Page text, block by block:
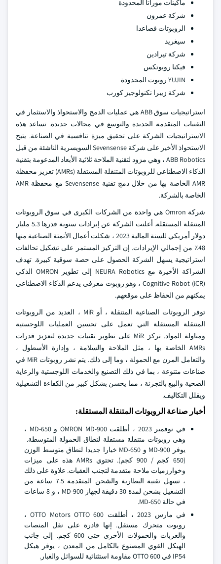
ماكينات موراتا المحدودة
شركة عمرون
الروبوتات فصاعدا
سيغريد
شركة تيرادين
فيكنا روبوتكس
YUJIN روبوت المحدودة
شركة زيبرا تكنولوجيز كورب
استراتيجيات سوق ABB هي عمليات الدمج والاستحواذ والاستثمار في
التقنيات المتقدمة الجديدة والتوسع في مجالات جديدة. تساعد هذه
الاستراتيجيات الشركة على تحقيق ميزة تنافسية في الصناعة. يتيح
الاستحواذ الأخير على شركة Sevensense السويسرية الناشئة من قبل
ABB Robotics ، وهي مزود لتقنية الملاحة ثلاثية الأبعاد المدعومة بتقنية
الذكاء الاصطناعي للروبوتات المتنقلة المستقلة (AMRs) تعزيز محفظة
AMR الخاصة بها من خلال دمج تقنية Sevensense مع محفظة AMR
الخاصة بالشركة.
شركة Omron هي واحدة من الشركات الكبرى في سوق الروبوتات
المتنقلة المستقلة. أعلنت الشركة عن إيرادات سنوية قدرها 5.3 مليار
دولار أمريكي للسنة المالية 2023 ، شكلت أعمال الأتمتة الصناعية منها
48٪ من إجمالي الإيرادات. إن التركيز المستمر على تشكيل تحالفات
استراتيجية يسهل الشركة الحصول على حصة سوقية كبيرة. تهدف
الشراكة الأخيرة مع NEURA Robotics إلى تطوير OMRON الذكي
Cognitive Robot (iCR) ، وهو روبوت معرفي يدعم الذكاء الاصطناعي
يمكنهم من الحفاظ على موقعهم.
توفر الروبوتات الصناعية المتنقلة ، أو MiR ، العديد من الروبوتات
المتنقلة المستقلة التي تعمل على تحسين العمليات اللوجستية
ومناولة المواد. تركز MiR على تطوير تقنيات جديدة لتعزيز قدرات
AMRs الخاصة بها ، مثل الملاحة والسلامة ، وإدارة الأسطول ،
والتعامل المرن مع الحمولة ، وما إلى ذلك. يتم نشر روبوتات MiR في
صناعات متنوعة ، بما في ذلك التصنيع والخدمات اللوجستية والرعاية
الصحية والبيع بالتجزئة ، مما يحسن بشكل كبير من الكفاءة التشغيلية
ويقلل التكاليف.
أخبار صناعة الروبوتات المتنقلة المستقلة:
في نوفمبر 2023 ، أطلقت OMRON MD-900 و MD-650 ،
وهي روبوتات متنقلة مستقلة لنطاق الحمولة المتوسطة.
يوفر MD-900 و MD-650 خيارا جديدا لنطاق متوسط الوزن
(650 كجم / 900 كجم). تحتوي AMRs هذه على ميزات
وخوارزميات ملاحة متقدمة لتجنب العقبات. علاوة على ذلك
، تسهل تقنية البطارية والشحن المتقدمة 7.5 ساعة من
التشغيل بشحن لمدة 30 دقيقة لجهاز MD-900 ، و 8 ساعات
في حالة MD-650.
في مارس 2023 ، أطلقت OTTO Motors OTTO 600 ،
روبوت متحرك مستقل. إنها قادرة على نقل المنصات
والعربات والحمولات الأخرى حتى 600 كجم. إلى جانب
الهيكل القوي المصنوع بالكامل من المعدن ، يوفر هيكل
IP54 في OTTO 600 مقاومة استثنائية للسوائل والغبار.